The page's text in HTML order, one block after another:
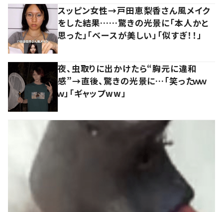
スッピン女性→戸田恵梨香さん風メイク
をした結果……驚きの光景に「本人かと
思った」「ベースが美しい」「似すぎ！！」
夜、虫取りに出かけたら“胸元に違和
感”→直後、驚きの光景に…「笑ったｗｗ
ｗ」「ギャップww」